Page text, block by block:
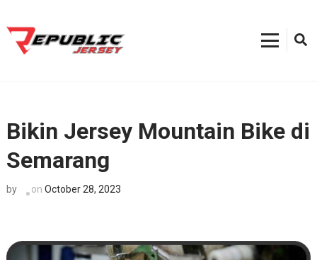
to
content
Kostum Sepeda
0812-8382-6858, Toko Kostum Terdekat, Tempat Buat Jersey Bekasi
Bikin Jersey Mountain Bike di
Semarang
by on October 28, 2023